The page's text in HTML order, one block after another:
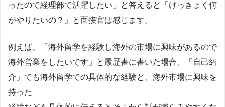
ったので経理部で活躍したい」と答えると「けっきょく何
がやりたいの？」と面接官は感じます。
例えば、「海外留学を経験し海外の市場に興味があるので
海外営業をしたいです」と履歴書に書いた場合、「自己紹
介」でも海外留学での具体的な経験と、海外市場に興味を
持った